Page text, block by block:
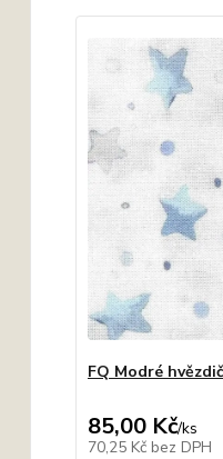
FQ Modré
85,00 Kč/ks
70,25 Kč bez DPH